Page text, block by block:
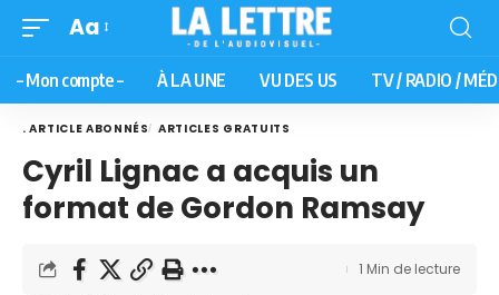
Aa
– Mon compte – À LA UNE VU DES US TV / RADIO /
. ARTICLE ABONNÉS ARTICLES GRATUITS
Cyril Lignac a acquis un
format de Gordon Ramsay
1 Min de lecture